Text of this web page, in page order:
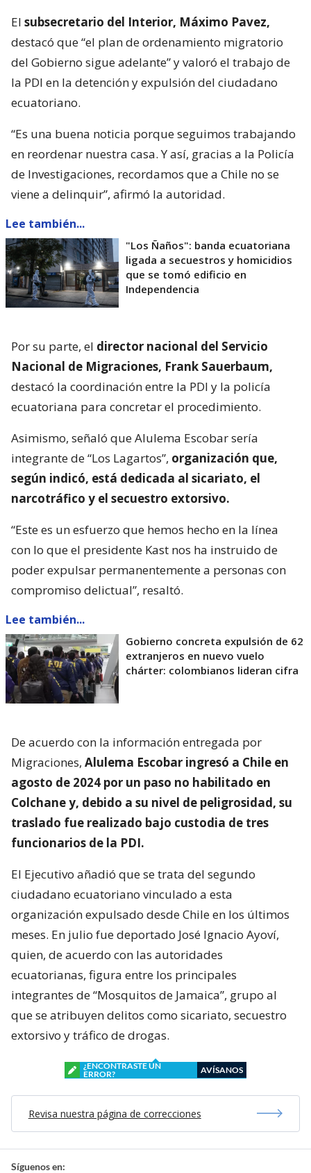
El subsecretario del Interior, Máximo Pavez,
destacó que “el plan de ordenamiento migratorio
del Gobierno sigue adelante” y valoró el trabajo de
la PDI en la detención y expulsión del ciudadano
ecuatoriano.
“Es una buena noticia porque seguimos trabajando
en reordenar nuestra casa. Y así, gracias a la Policía
de Investigaciones, recordamos que a Chile no se
viene a delinquir”, afirmó la autoridad.
Lee también...
"Los Ñaños": banda ecuatoriana
ligada a secuestros y homicidios
que se tomó edificio en
Independencia
Por su parte, el director nacional del Servicio
Nacional de Migraciones, Frank Sauerbaum,
destacó la coordinación entre la PDI y la policía
ecuatoriana para concretar el procedimiento.
Asimismo, señaló que Alulema Escobar sería
integrante de “Los Lagartos”, organización que,
según indicó, está dedicada al sicariato, el
narcotráfico y el secuestro extorsivo.
“Este es un esfuerzo que hemos hecho en la línea
con lo que el presidente Kast nos ha instruido de
poder expulsar permanentemente a personas con
compromiso delictual”, resaltó.
Lee también...
Gobierno concreta expulsión de 62
extranjeros en nuevo vuelo
chárter: colombianos lideran cifra
De acuerdo con la información entregada por
Migraciones, Alulema Escobar ingresó a Chile en
agosto de 2024 por un paso no habilitado en
Colchane y, debido a su nivel de peligrosidad, su
traslado fue realizado bajo custodia de tres
funcionarios de la PDI.
El Ejecutivo añadió que se trata del segundo
ciudadano ecuatoriano vinculado a esta
organización expulsado desde Chile en los últimos
meses. En julio fue deportado José Ignacio Ayoví,
quien, de acuerdo con las autoridades
ecuatorianas, figura entre los principales
integrantes de “Mosquitos de Jamaica”, grupo al
que se atribuyen delitos como sicariato, secuestro
extorsivo y tráfico de drogas.
¿ENCONTRASTE UN
ERROR?
AVÍSANOS
Revisa nuestra página de correcciones
Síguenos en: